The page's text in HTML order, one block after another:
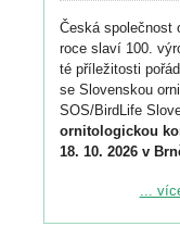
Česká společnost
roce slaví 100.
té příležitosti
se Slovenskou
SOS/BirdLife
ornitologickou
18. 10. 2026 v
Podrobnější ...